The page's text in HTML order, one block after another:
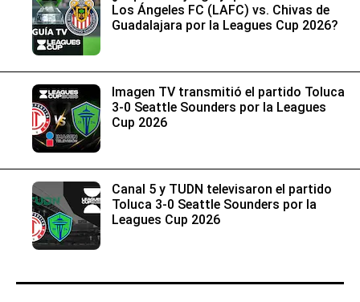
Los Ángeles FC (LAFC) vs. Chivas de
Guadalajara por la Leagues Cup 2026?
Imagen TV transmitió el partido Toluca
3-0 Seattle Sounders por la Leagues
Cup 2026
Canal 5 y TUDN televisaron el partido
Toluca 3-0 Seattle Sounders por la
Leagues Cup 2026